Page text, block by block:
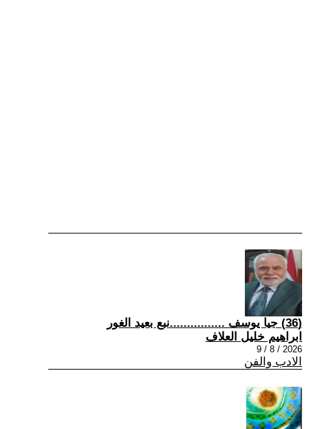
(36) جيا يوسف ................نبع بعيد الغور
ابراهيم خليل العلاف
2026 / 8 / 9
الادب والفن